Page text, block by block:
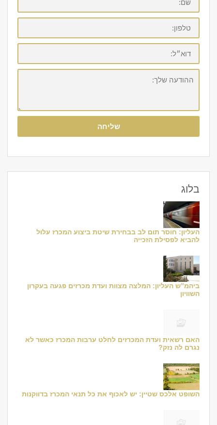
טלפון:
דוא״ל:
ההודעה
שלך:
שליחה
בלוג
העליון: חוסר תום לב בבחירת שיטת ביצוע המכרז עלול
להביא לפסילת הזכייה
ביהמ”ש העליון: המלצה מצוות ועדת מכרזים פגעה בעקרון
השוויון
האם רשאית ועדת המכרזים לחלט ערבות המכרז כאשר לא
נגרם לה נזק?
השופט אלכס שטיין: יש לאכוף את כל תנאי המכרז בדווקנות